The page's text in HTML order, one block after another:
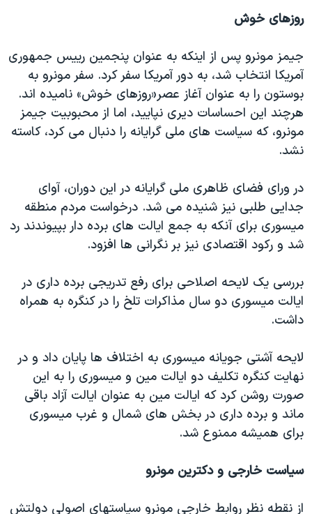
روزهای خوش
جیمز مونرو پس از اینکه به عنوان پنجمین ریيس جمهوری
آمریکا انتخاب شد، به دور آمریکا سفر کرد. سفر مونرو به
بوستون را به عنوان آغاز عصر«روزهای خوش» نامیده اند.
هرچند این احساسات دیری نپایید، اما از محبوبیت جیمز
مونرو، که سیاست های ملی گرایانه را دنبال می کرد، کاسته
نشد.
در ورای فضای ظاهری ملی گرایانه در اين دوران، آوای
جدایی طلبی نیز شنیده می شد. درخواست مردم منطقه
میسوری برای آنکه به جمع ایالت های برده دار بپیوندند رد
شد و رکود اقتصادی نیز بر نگرانی ها افزود.
بررسی یک لایحه اصلاحی برای رفع تدریجی برده داری در
ایالت میسوری دو سال مذاکرات تلخ را در کنگره به همراه
داشت.
لایحه آشتی جویانه میسوری به اختلاف ها پایان داد و در
نهایت کنگره تکلیف دو ایالت مین و میسوری را به این
صورت روشن کرد که ایالت مین به عنوان ایالت آزاد باقی
ماند و برده داری در بخش های شمال و غرب میسوری
برای همیشه ممنوع شد.
سیاست خارجی و دکترین مونرو
از نقطه نظر روابط خارجی مونرو سیاستهای اصولی دولتش